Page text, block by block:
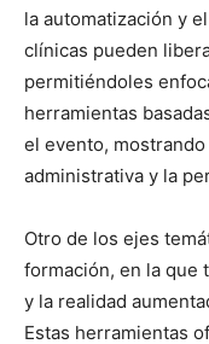
la automatización y
clínicas pueden
permitiéndoles
herramientas
el evento,
administrativa y la
Otro de los ejes
formación, en la que
y la realidad
Estas herramientas